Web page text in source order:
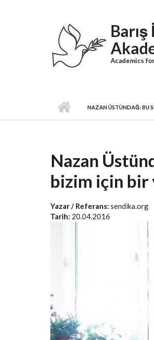
Barış
Academics
NAZAN ÜSTÜNDAĞ: BU
Nazan
bizim için bir
Yazar / Referans: sendika.org
Tarih: 20.04.2016